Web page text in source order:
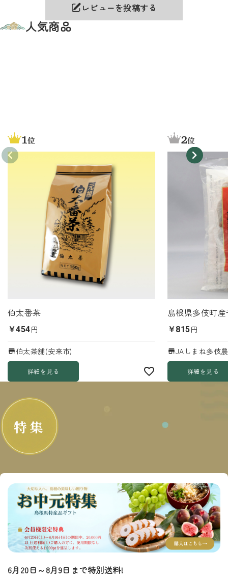
レビューを投稿する
人気商品
1位
伯太番茶
￥454円
伯太茶舗(安来市)
詳細を見る
2位
島根県多伎町
￥815円
JAしまね多伎
詳細を見る
特集
6月20日～8月9日まで特別送料!